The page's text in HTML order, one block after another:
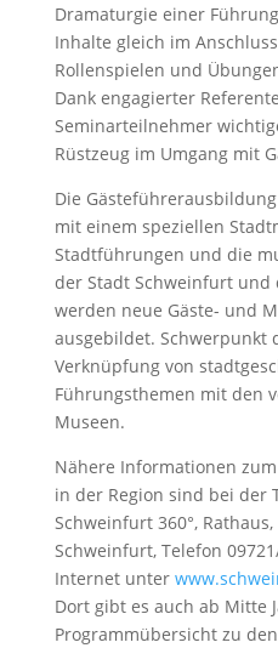
Dramaturgie einer
Inhalte gleich im
Rollenspielen und
Dank engagierter
Seminarteilnehmer
Rüstzeug im Umgang mit
Die
mit einem speziellen
Stadtführungen und die
der Stadt Schweinfurt und
werden neue Gäste- und
ausgebildet. Schwerpunkt
Verknüpfung von
Führungsthemen mit den
Museen.
Nähere Informationen
in der Region sind bei der
Schweinfurt 360°, Rathaus,
Schweinfurt, Telefon
Internet unter
Dort gibt es auch ab Mitte
Programmübersicht zu